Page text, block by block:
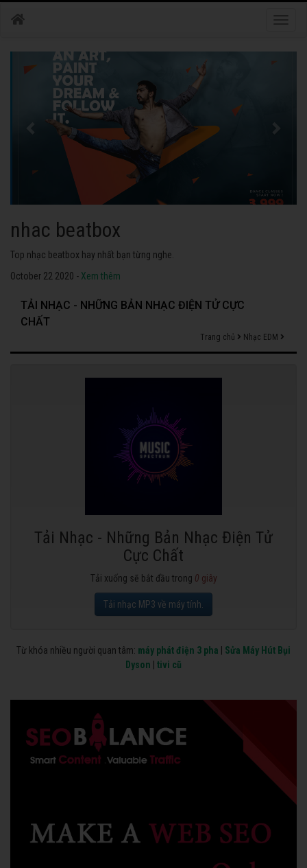
nhac dance
Những bài nhạc dance tuyển chọn 2020 hay nhất.
October 22 2020 - Xem thêm
TẢI NHẠC - NHỮNG BẢN NHẠC ĐIỆN TỬ CỰC
CHẤT
Trang chủ Nhạc EDM
Tải Nhạc - Những Bản Nhạc Điện Tử
Cực Chất
Tải xuống sẽ bắt đầu trong 0 giây
Tải nhạc MP3 về máy tính.
Từ khóa nhiều người quan tâm: máy phát điện 3 pha
Sửa Máy Hút Bụi
Dyson
tivi cũ